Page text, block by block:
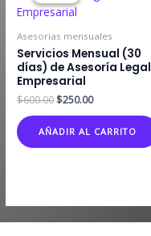
Asesorias mensuales
Servicios Mensual (30
días) de Asesoría Legal
Empresarial
$600.00 El
original
era:
$600.00.
$250.00El
actual
es:
$250.00.
AÑADIR AL CARRITO